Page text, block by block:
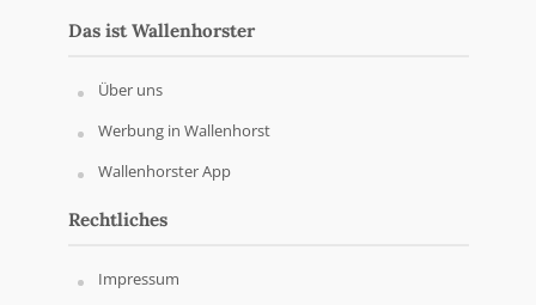
Das ist Wallenhorster
Über uns
Werbung in Wallenhorst
Wallenhorster App
Rechtliches
Impressum